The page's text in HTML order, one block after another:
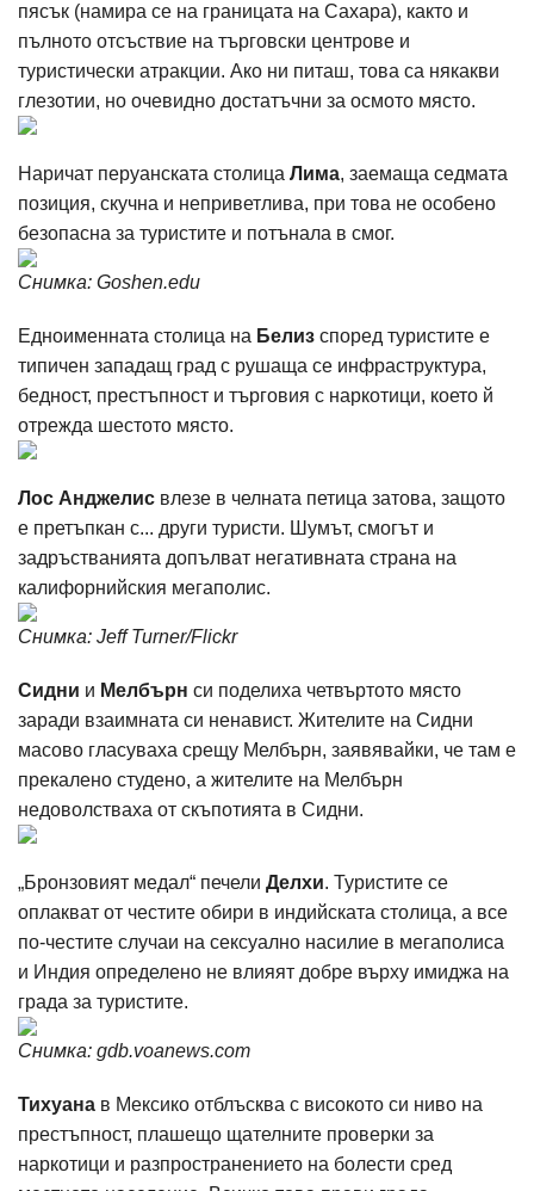
пясък (намира се на границата на Сахара), както и
пълното отсъствие на търговски центрове и
туристически атракции. Ако ни питаш, това са някакви
глезотии, но очевидно достатъчни за осмото място.
Наричат перуанската столица Лима, заемаща седмата
позиция, скучна и неприветлива, при това не особено
безопасна за туристите и потънала в смог.
Снимка: Goshen.edu
Едноименната столица на Белиз според туристите е
типичен западащ град с рушаща се инфраструктура,
бедност, престъпност и търговия с наркотици, което й
отрежда шестото място.
Лос Анджелис влезе в челната петица затова, защото
е претъпкан с... други туристи. Шумът, смогът и
задръстванията допълват негативната страна на
калифорнийския мегаполис.
Снимка: Jeff Turner/Flickr
Сидни и Мелбърн си поделиха четвъртото място
заради взаимната си ненавист. Жителите на Сидни
масово гласуваха срещу Мелбърн, заявявайки, че там е
прекалено студено, а жителите на Мелбърн
недоволстваха от скъпотията в Сидни.
„Бронзовият медал“ печели Делхи. Туристите се
оплакват от честите обири в индийската столица, а все
по-честите случаи на сексуално насилие в мегаполиса
и Индия определено не влияят добре върху имиджа на
града за туристите.
Снимка: gdb.voanews.com
Тихуана в Мексико отблъсква с високото си ниво на
престъпност, плашещо щателните проверки за
наркотици и разпространението на болести сред